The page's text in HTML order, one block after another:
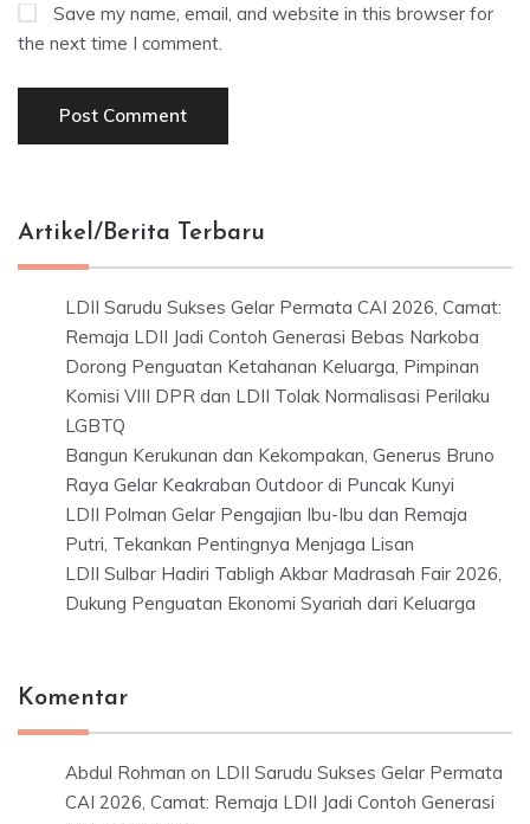
Save my name, email, and website in this browser for
the next time I comment.
Artikel/Berita Terbaru
LDII Sarudu Sukses Gelar Permata CAI 2026, Camat:
Remaja LDII Jadi Contoh Generasi Bebas Narkoba
Dorong Penguatan Ketahanan Keluarga, Pimpinan
Komisi VIII DPR dan LDII Tolak Normalisasi Perilaku
LGBTQ
Bangun Kerukunan dan Kekompakan, Generus Bruno
Raya Gelar Keakraban Outdoor di Puncak Kunyi
LDII Polman Gelar Pengajian Ibu-Ibu dan Remaja
Putri, Tekankan Pentingnya Menjaga Lisan
LDII Sulbar Hadiri Tabligh Akbar Madrasah Fair 2026,
Dukung Penguatan Ekonomi Syariah dari Keluarga
Komentar
Abdul Rohman on LDII Sarudu Sukses Gelar Permata
CAI 2026, Camat: Remaja LDII Jadi Contoh Generasi